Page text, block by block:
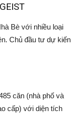
Bè với nhiều loại
Chủ đầu tư dự kiến
căn (nhà phố và
cấp) với diện tích